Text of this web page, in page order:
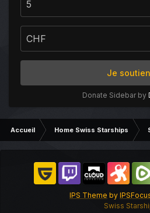
Je
Donate Sidebar by
Accueil Home Swiss Starships
IPS Theme by
Swiss